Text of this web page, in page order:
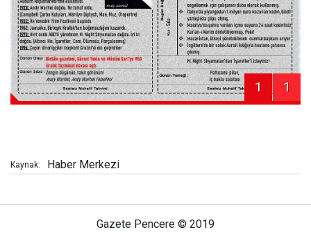
1 1
Kaynak: Haber Merkezi
Gazete Pencere © 2019